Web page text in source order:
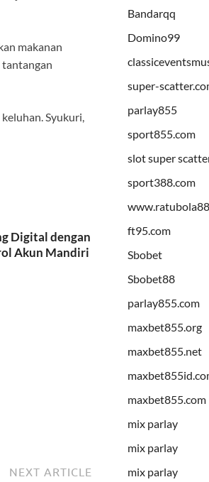
makanan
Syukuri,
Digital dengan
Akun Mandiri
NEXT ARTICLE
Bandarqq
Domino99
super-
parlay855
sport855.com
slot super
sport388.com
ft95.com
Sbobet
Sbobet88
parlay855.com
maxbet855.org
maxbet855.net
maxbet855.com
mix parlay
mix parlay
mix parlay